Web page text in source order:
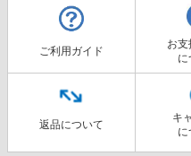
ご利用ガイド
お
返品について
キ